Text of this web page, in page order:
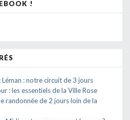
!
: notre circuit de 3 jours
: les essentiels de la Ville Rose
randonnée de 2 jours loin de la